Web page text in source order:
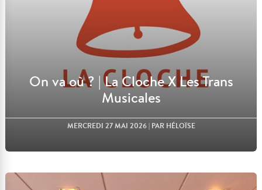
On va où ? | La Cloche X Les Trans
Musicales
MERCREDI 27 MAI 2026| PAR HÉLOÏSE